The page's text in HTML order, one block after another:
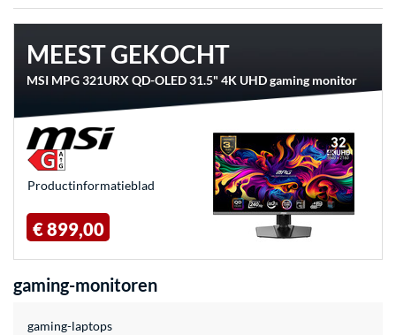
MEEST GEKOCHT
MSI MPG 321URX QD-OLED 31.5" 4K UHD gaming monitor
Product­informatieblad
€ 899,00
gaming-monitoren
gaming-laptops